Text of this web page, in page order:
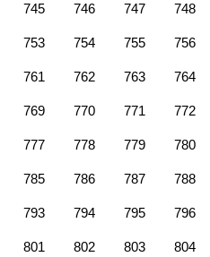
745 746 747 748
753 754 755 756
761 762 763 764
769 770 771 772
777 778 779 780
785 786 787 788
793 794 795 796
801 802 803 804